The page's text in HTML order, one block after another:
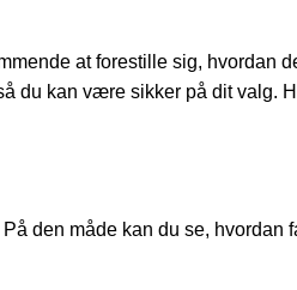
at forestille sig, hvordan
du kan være sikker på dit valg.
den måde kan du se, hvordan